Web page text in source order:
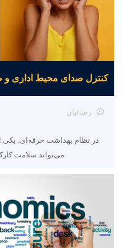
کنترل صدای محیط اداری و
رضائیان
در نظام بهداشت حرفه‌ای، یکی از
می‌تواند سلامت کارکنان